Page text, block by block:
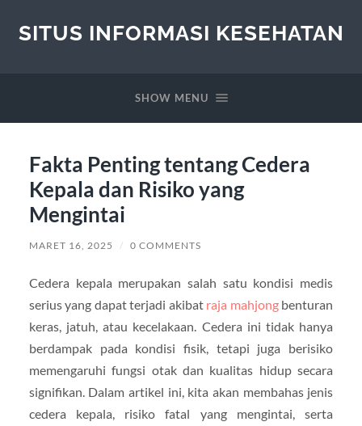
SITUS INFORMASI KESEHATAN
SHOW MENU
Fakta Penting tentang Cedera
Kepala dan Risiko yang
Mengintai
MARET 16, 2025 / 0 COMMENTS
Cedera kepala merupakan salah satu kondisi medis
serius yang dapat terjadi akibat raja mahjongbenturan
keras, jatuh, atau kecelakaan. Cedera ini tidak hanya
berdampak pada kondisi fisik, tetapi juga berisiko
memengaruhi fungsi otak dan kualitas hidup secara
signifikan. Dalam artikel ini, kita akan membahas jenis
cedera kepala, risiko fatal yang mengintai, serta